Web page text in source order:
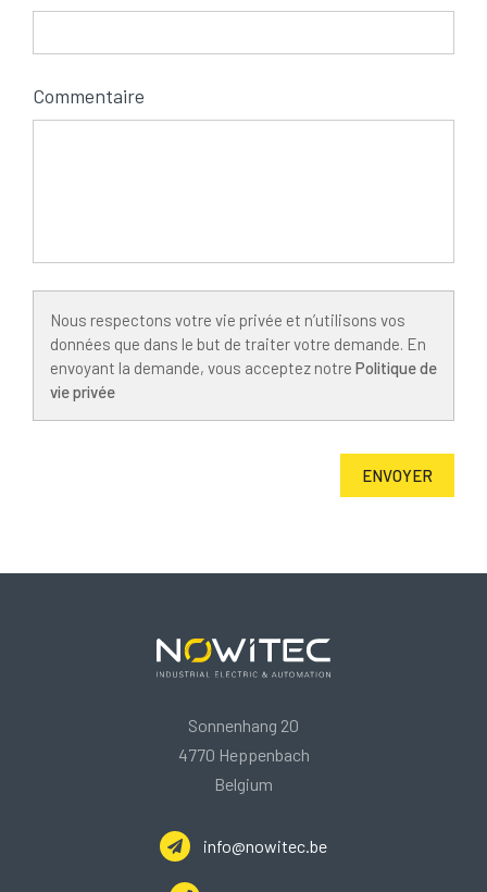
Commentaire
Nous respectons votre vie privée et n’utilisons vos
données que dans le but de traiter votre demande. En
envoyant la demande, vous acceptez notre Politique de
vie privée
Sonnenhang 20
4770 Heppenbach
Belgium
info@nowitec.be